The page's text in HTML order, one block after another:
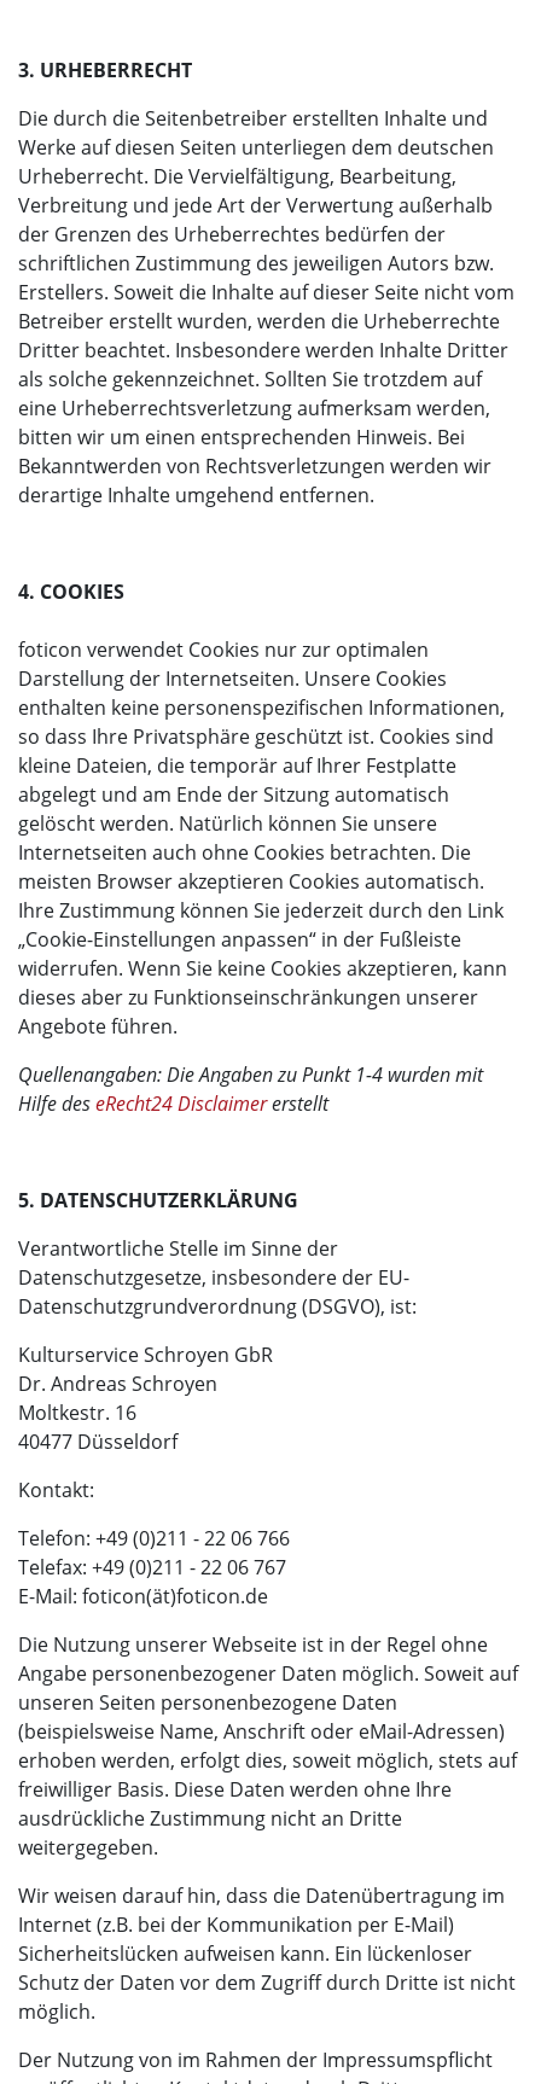
3. URHEBERRECHT
Die durch die Seitenbetreiber erstellten Inhalte und
Werke auf diesen Seiten unterliegen dem deutschen
Urheberrecht. Die Vervielfältigung, Bearbeitung,
Verbreitung und jede Art der Verwertung außerhalb
der Grenzen des Urheberrechtes bedürfen der
schriftlichen Zustimmung des jeweiligen Autors bzw.
Erstellers. Soweit die Inhalte auf dieser Seite nicht vom
Betreiber erstellt wurden, werden die Urheberrechte
Dritter beachtet. Insbesondere werden Inhalte Dritter
als solche gekennzeichnet. Sollten Sie trotzdem auf
eine Urheberrechtsverletzung aufmerksam werden,
bitten wir um einen entsprechenden Hinweis. Bei
Bekanntwerden von Rechtsverletzungen werden wir
derartige Inhalte umgehend entfernen.
4. COOKIES
foticon verwendet Cookies nur zur optimalen
Darstellung der Internetseiten. Unsere Cookies
enthalten keine personenspezifischen Informationen,
so dass Ihre Privatsphäre geschützt ist. Cookies sind
kleine Dateien, die temporär auf Ihrer Festplatte
abgelegt und am Ende der Sitzung automatisch
gelöscht werden. Natürlich können Sie unsere
Internetseiten auch ohne Cookies betrachten. Die
meisten Browser akzeptieren Cookies automatisch.
Ihre Zustimmung können Sie jederzeit durch den Link
„Cookie-Einstellungen anpassen“ in der Fußleiste
widerrufen. Wenn Sie keine Cookies akzeptieren, kann
dieses aber zu Funktionseinschränkungen unserer
Angebote führen.
Quellenangaben: Die Angaben zu Punkt 1-4 wurden mit
Hilfe deseRecht24 Disclaimererstellt
5. DATENSCHUTZERKLÄRUNG
Verantwortliche Stelle im Sinne der
Datenschutzgesetze, insbesondere der EU-
Datenschutzgrundverordnung (DSGVO), ist:
Kulturservice Schroyen GbR
Dr. Andreas Schroyen
Moltkestr. 16
40477 Düsseldorf
Kontakt:
Telefon: +49 (0)211 - 22 06 766
Telefax: +49 (0)211 - 22 06 767
E-Mail: foticon(ät)foticon.de
Die Nutzung unserer Webseite ist in der Regel ohne
Angabe personenbezogener Daten möglich. Soweit auf
unseren Seiten personenbezogene Daten
(beispielsweise Name, Anschrift oder eMail-Adressen)
erhoben werden, erfolgt dies, soweit möglich, stets auf
freiwilliger Basis. Diese Daten werden ohne Ihre
ausdrückliche Zustimmung nicht an Dritte
weitergegeben.
Wir weisen darauf hin, dass die Datenübertragung im
Internet (z.B. bei der Kommunikation per E-Mail)
Sicherheitslücken aufweisen kann. Ein lückenloser
Schutz der Daten vor dem Zugriff durch Dritte ist nicht
möglich.
Der Nutzung von im Rahmen der Impressumspflicht